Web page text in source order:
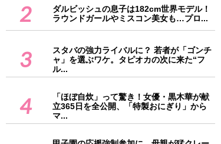
2
ダルビッシュの息子は182cm世界モデル！
ラウンドガールやミスコン美女も…プロ...
3
スタバの強力ライバルに？ 若者が「ゴンチ
ャ」を選ぶワケ。タピオカの次に来た“フ
ル...
4
「ほぼ自炊」って驚き！女優・黒木華が献
立365日を全公開、「特製おにぎり」から
マ...